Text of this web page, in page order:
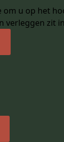
om u op het
verleggen zit